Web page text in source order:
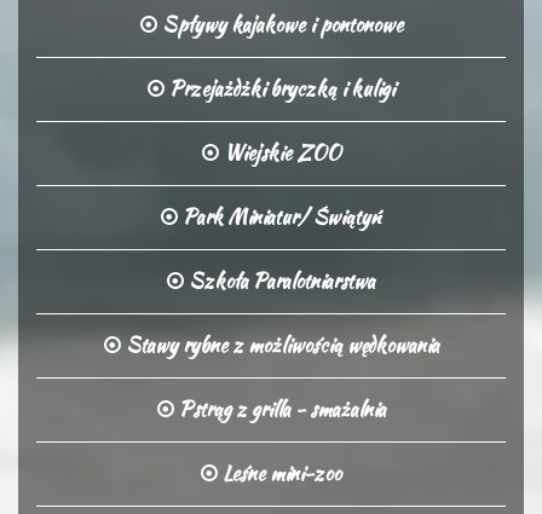
Spływy kajakowe i pontonowe
Przejażdżki bryczką i kuligi
Wiejskie ZOO
Park Miniatur/ Świątyń
Szkoła Paralotniarstwa
Stawy rybne z możliwością wędkowania
Pstrąg z grilla - smażalnia
Leśne mini-zoo